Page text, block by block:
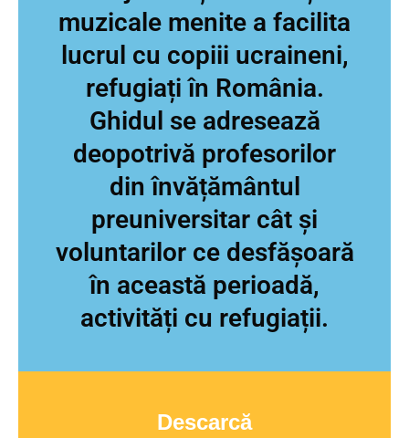
muzicale menite a facilita
lucrul cu copiii ucraineni,
refugiați în România.
Ghidul se adresează
deopotrivă profesorilor
din învățământul
preuniversitar cât și
voluntarilor ce desfășoară
în această perioadă,
activități cu refugiații.
Descarcă